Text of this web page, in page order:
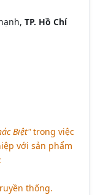
TP. Hồ Chí
Biệt"trong việc
với sản phẩm
thống.